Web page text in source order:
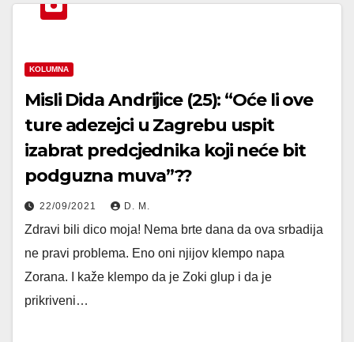
KOLUMNA
Misli Dida Andrijice (25): “Oće li ove
ture adezejci u Zagrebu uspit
izabrat predcjednika koji neće bit
podguzna muva”??
22/09/2021 D. M.
Zdravi bili dico moja! Nema brte dana da ova srbadija
ne pravi problema. Eno oni njijov klempo napa
Zorana. I kaže klempo da je Zoki glup i da je
prikriveni…